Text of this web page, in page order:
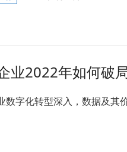
业2022年如何破
字化转型深入，数据及其